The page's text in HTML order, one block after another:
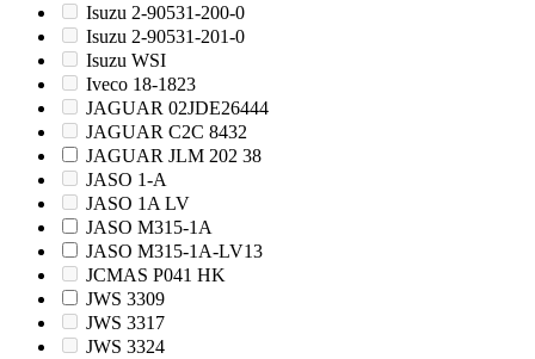
Isuzu 2-90531-200-0
Isuzu 2-90531-201-0
Isuzu WSI
Iveco 18-1823
JAGUAR 02JDE26444
JAGUAR C2C 8432
JAGUAR JLM 202 38
JASO 1-A
JASO 1A LV
JASO M315-1A
JASO M315-1A-LV13
JCMAS P041 HK
JWS 3309
JWS 3317
JWS 3324